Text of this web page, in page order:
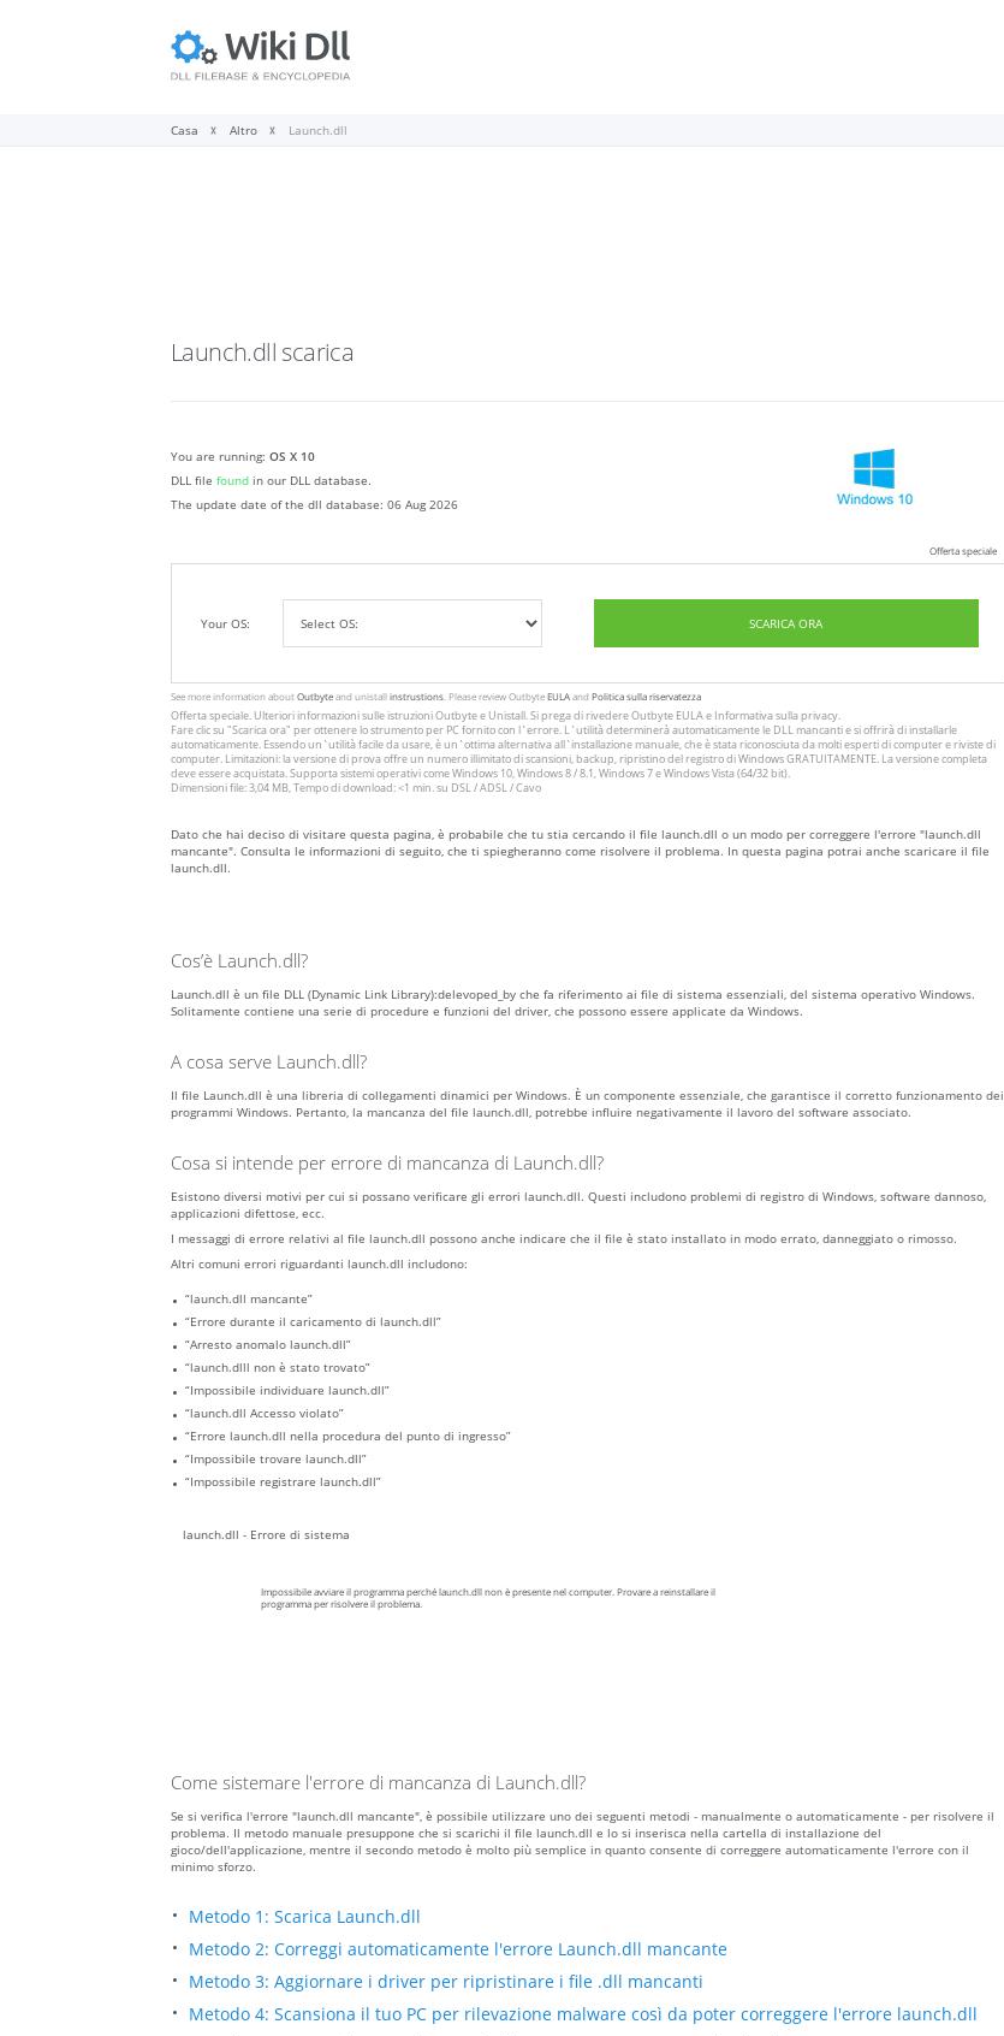
Casa Altro Launch.dll
Launch.dll scarica
You are running: OS X 10
DLL file found in our DLL database.
The update date of the dll database: 06 Aug 2026
Offerta speciale
Your OS: SCARICA ORA
See more information about Outbyteand unistallinstrustions . Please review OutbyteEULAandPolitica sulla riservatezza
Offerta speciale. Ulteriori informazioni sulle istruzioniOutbytee Unistall. Si prega di rivedere Outbyte EULAe Informativa sulla privacy.
Fare clic su "Scarica ora" per ottenere lo strumento per PC fornito con l`errore. L`utilità determinerà automaticamente le DLL mancanti e si offrirà di installarle
automaticamente. Essendo un`utilità facile da usare, è un`ottima alternativa all`installazione manuale, che è stata riconosciuta da molti esperti di computer e riviste di
computer. Limitazioni: la versione di prova offre un numero illimitato di scansioni, backup, ripristino del registro di Windows GRATUITAMENTE. La versione completa
deve essere acquistata. Supporta sistemi operativi come Windows 10, Windows 8 / 8.1, Windows 7 e Windows Vista (64/32 bit).
Dimensioni file: 3,04 MB, Tempo di download: <1 min. su DSL / ADSL / Cavo
Dato che hai deciso di visitare questa pagina, è probabile che tu stia cercando il file launch.dll o un modo per correggere l'errore "launch.dll
mancante". Consulta le informazioni di seguito, che ti spiegheranno come risolvere il problema. In questa pagina potrai anche scaricare il file
launch.dll.
Cos’è Launch.dll?
Launch.dll è un file DLL (Dynamic Link Library):delevoped_by che fa riferimento ai file di sistema essenziali, del sistema operativo Windows.
Solitamente contiene una serie di procedure e funzioni del driver, che possono essere applicate da Windows.
A cosa serve Launch.dll?
Il file Launch.dll è una libreria di collegamenti dinamici per Windows. È un componente essenziale, che garantisce il corretto funzionamento dei
programmi Windows. Pertanto, la mancanza del file launch.dll, potrebbe influire negativamente il lavoro del software associato.
Cosa si intende per errore di mancanza di Launch.dll?
Esistono diversi motivi per cui si possano verificare gli errori launch.dll. Questi includono problemi di registro di Windows, software dannoso,
applicazioni difettose, ecc.
I messaggi di errore relativi al file launch.dll possono anche indicare che il file è stato installato in modo errato, danneggiato o rimosso.
Altri comuni errori riguardanti launch.dll includono:
“launch.dll mancante”
“Errore durante il caricamento di launch.dll”
“Arresto anomalo launch.dll”
“launch.dlll non è stato trovato”
“Impossibile individuare launch.dll”
“launch.dll Accesso violato”
“Errore launch.dll nella procedura del punto di ingresso”
“Impossibile trovare launch.dll”
“Impossibile registrare launch.dll”
launch.dll - Errore di sistema
Impossibile avviare il programma perché launch.dll non è presente nel computer. Provare a reinstallare il
programma per risolvere il problema.
Come sistemare l'errore di mancanza di Launch.dll?
Se si verifica l'errore "launch.dll mancante", è possibile utilizzare uno dei seguenti metodi - manualmente o automaticamente - per risolvere il
problema. Il metodo manuale presuppone che si scarichi il file launch.dll e lo si inserisca nella cartella di installazione del
gioco/dell'applicazione, mentre il secondo metodo è molto più semplice in quanto consente di correggere automaticamente l'errore con il
minimo sforzo.
Metodo 1: Scarica Launch.dll
Metodo 2: Correggi automaticamente l'errore Launch.dll mancante
Metodo 3: Aggiornare i driver per ripristinare i file .dll mancanti
Metodo 4: Scansiona il tuo PC per rilevazione malware così da poter correggere l'errore launch.dll